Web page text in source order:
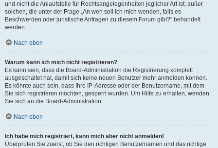
und nicht die Anlaufstelle für Rechtsangelegenheiten jeglicher Art ist; außer
solchen, die unter der Frage „An wen soll ich mich wenden, falls es
Beschwerden oder juristische Anfragen zu diesem Forum gibt?“ behandelt
werden.
Nach oben
Warum kann ich mich nicht registrieren?
Es kann sein, dass die Board-Administration die Registrierung komplett
ausgeschaltet hat, damit sich keine neuen Benutzer mehr anmelden können.
Es könnte auch sein, dass Ihre IP-Adresse oder der Benutzername, mit dem
Sie sich registrieren möchten, gesperrt wurden. Um Hilfe zu erhalten, wenden
Sie sich an die Board-Administration.
Nach oben
Ich habe mich registriert, kann mich aber nicht anmelden!
Überprüfen Sie zuerst, ob Sie den richtigen Benutzernamen und das richtige